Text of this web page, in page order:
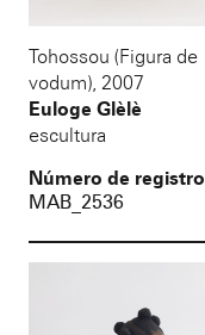
Tohossou (Figura de
vodum), 2007
Euloge Glèlè
escultura
Número de registro
MAB_2536